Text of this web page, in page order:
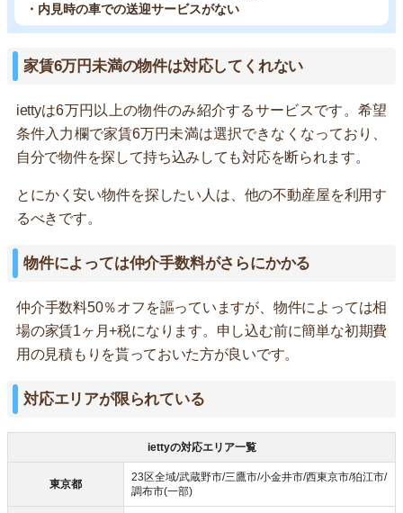
・内見時の車での送迎サービスがない
家賃6万円未満の物件は対応してくれない
iettyは6万円以上の物件のみ紹介するサービスです。希望
条件入力欄で家賃6万円未満は選択できなくなっており、
自分で物件を探して持ち込みしても対応を断られます。
とにかく安い物件を探したい人は、他の不動産屋を利用す
るべきです。
物件によっては仲介手数料がさらにかかる
仲介手数料50％オフを謳っていますが、物件によっては相
場の家賃1ヶ月+税になります。申し込む前に簡単な初期費
用の見積もりを貰っておいた方が良いです。
対応エリアが限られている
iettyの対応エリア一覧
東京都
23区全域/武蔵野市/三鷹市/小金井市/西東京市/狛江市/
調布市(一部)